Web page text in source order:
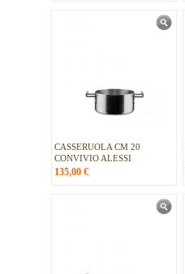
CASSERUOLA CM 20
CONVIVIO ALESSI
135,00 €